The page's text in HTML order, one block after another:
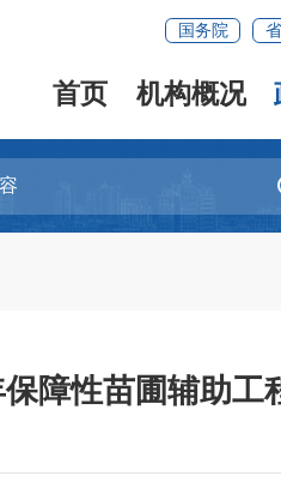
国务院
首页 机构概况
障性苗圃辅助工